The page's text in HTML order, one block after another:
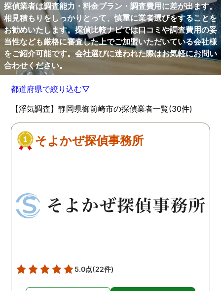
探偵業者は調査能力・料金プラン・調査費用に差が出ます。
相見積もりをしっかりとって、慎重に業者選びをすることを
お勧めいたします。探偵比較ナビでは口コミや調査費用の妥
当性なども厳格に審査した上でご加盟いただいている会社様
をご紹介可能です。会社選びに迷われた際はお気軽にお問い
合わせください。
都道府県で絞り込む▽
【浮気調査】静岡県御前崎市の探偵業者一覧(30件)
そよかぜ探偵事務所
5.0点(22件)